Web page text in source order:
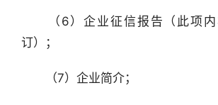
（6）企业征信报告（此项内
订）；
（7）企业简介；